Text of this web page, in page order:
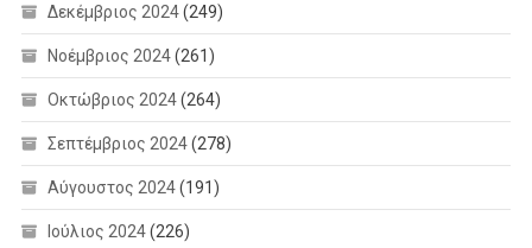
Δεκέμβριος 2024(249)
Νοέμβριος 2024(261)
Οκτώβριος 2024(264)
Σεπτέμβριος 2024(278)
Αύγουστος 2024(191)
Ιούλιος 2024(226)